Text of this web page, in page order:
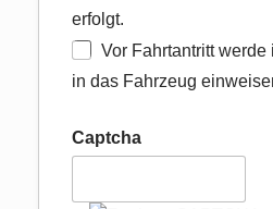
erfolgt.
Vor Fahrtantritt
in das Fahrzeug
Captcha